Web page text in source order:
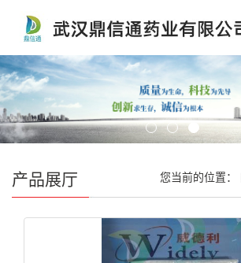
产品展厅 您当前的位置：